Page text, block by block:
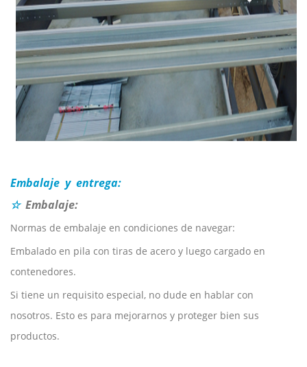
Embalaje y entrega:
☆ Embalaje:
Normas de embalaje en condiciones de navegar:
Embalado en pila con tiras de acero y luego cargado en
contenedores.
Si tiene un requisito especial, no dude en hablar con
nosotros. Esto es para mejorarnos y proteger bien sus
productos.